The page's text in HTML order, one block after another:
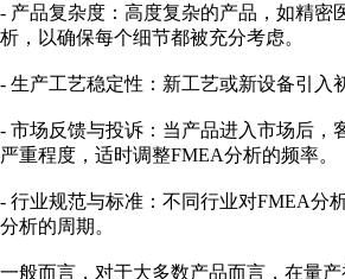
- 产品复杂度：高度复杂的产品，如精
析，以确保每个细节都被充分考虑。
- 生产工艺稳定性：新工艺或新设备引
- 市场反馈与投诉：当产品进入市场后，
严重程度，适时调整FMEA分析的频率。
- 行业规范与标准：不同行业对FMEA分
分析的周期。
一般而言，对于大多数产品而言，在量